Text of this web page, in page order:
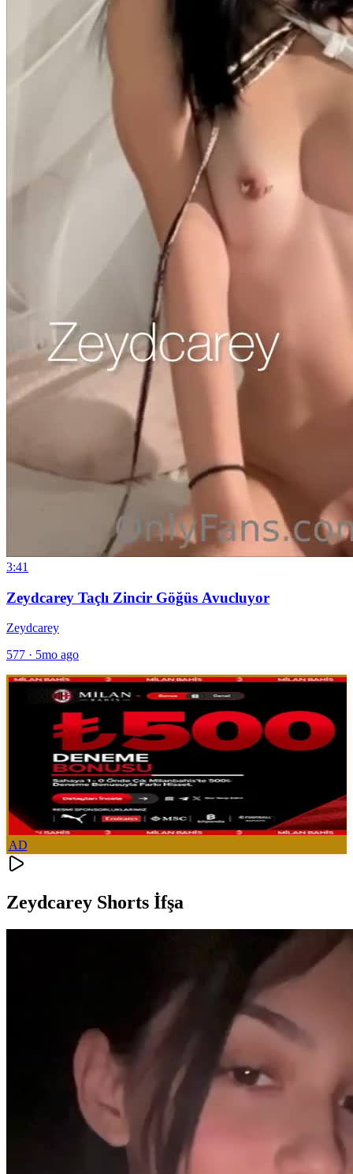
3:41
Zeydcarey Taçlı Zincir Göğüs Avucluyor
Zeydcarey
577 · 5mo ago
AD
Zeydcarey Shorts İfşa